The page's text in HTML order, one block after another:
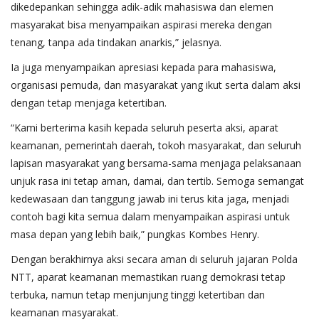
dikedepankan sehingga adik-adik mahasiswa dan elemen
masyarakat bisa menyampaikan aspirasi mereka dengan
tenang, tanpa ada tindakan anarkis,” jelasnya.
Ia juga menyampaikan apresiasi kepada para mahasiswa,
organisasi pemuda, dan masyarakat yang ikut serta dalam aksi
dengan tetap menjaga ketertiban.
“Kami berterima kasih kepada seluruh peserta aksi, aparat
keamanan, pemerintah daerah, tokoh masyarakat, dan seluruh
lapisan masyarakat yang bersama-sama menjaga pelaksanaan
unjuk rasa ini tetap aman, damai, dan tertib. Semoga semangat
kedewasaan dan tanggung jawab ini terus kita jaga, menjadi
contoh bagi kita semua dalam menyampaikan aspirasi untuk
masa depan yang lebih baik,” pungkas Kombes Henry.
Dengan berakhirnya aksi secara aman di seluruh jajaran Polda
NTT, aparat keamanan memastikan ruang demokrasi tetap
terbuka, namun tetap menjunjung tinggi ketertiban dan
keamanan masyarakat.